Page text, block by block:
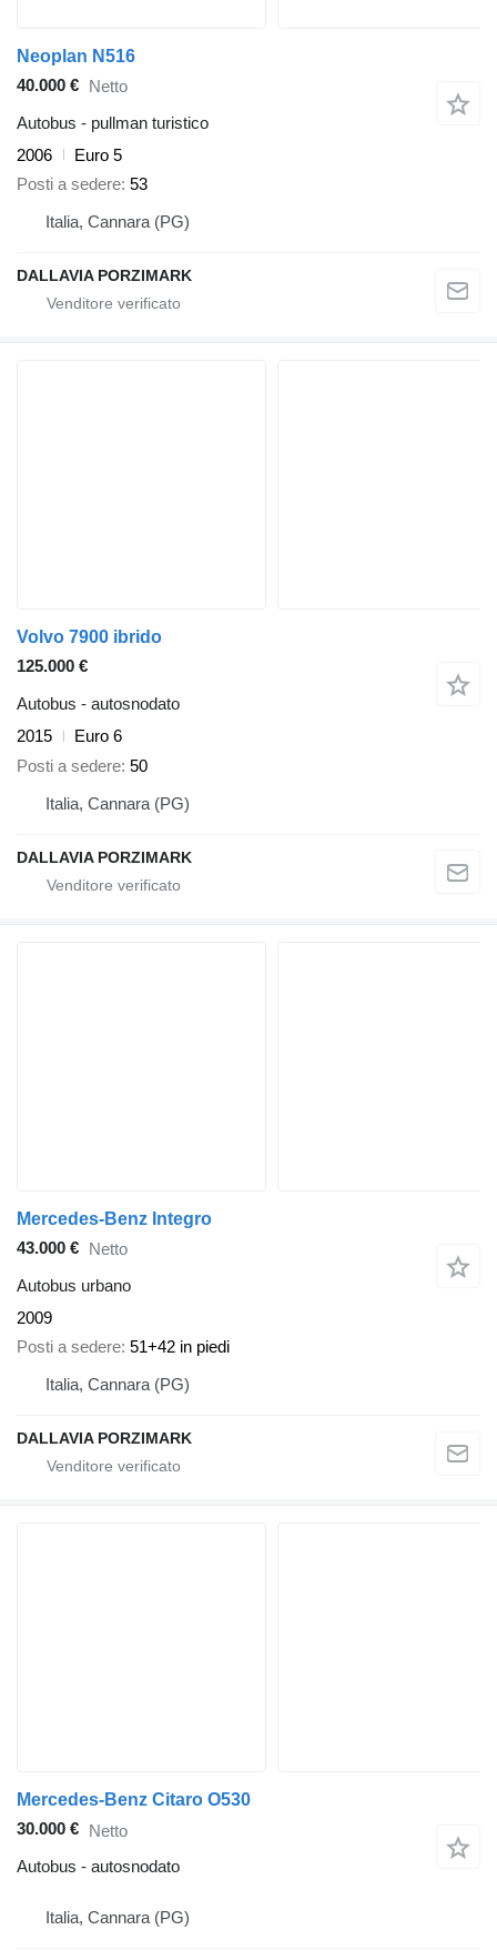
Neoplan N516
40.000 € Netto
Autobus - pullman turistico
2006
Euro 5
Posti a sedere 53
Italia, Cannara (PG)
DALLAVIA PORZIMARK
Volvo 7900 ibrido
125.000 €
Autobus - autosnodato
2015
Euro 6
Posti a sedere 50
Italia, Cannara (PG)
DALLAVIA PORZIMARK
Mercedes-Benz Integro
43.000 € Netto
Autobus urbano
2009
Posti a sedere 51+42 in piedi
Italia, Cannara (PG)
DALLAVIA PORZIMARK
Mercedes-Benz Citaro O530
30.000 € Netto
Autobus - autosnodato
Italia, Cannara (PG)